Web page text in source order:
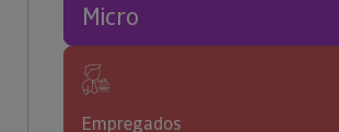
Micro
Empregados